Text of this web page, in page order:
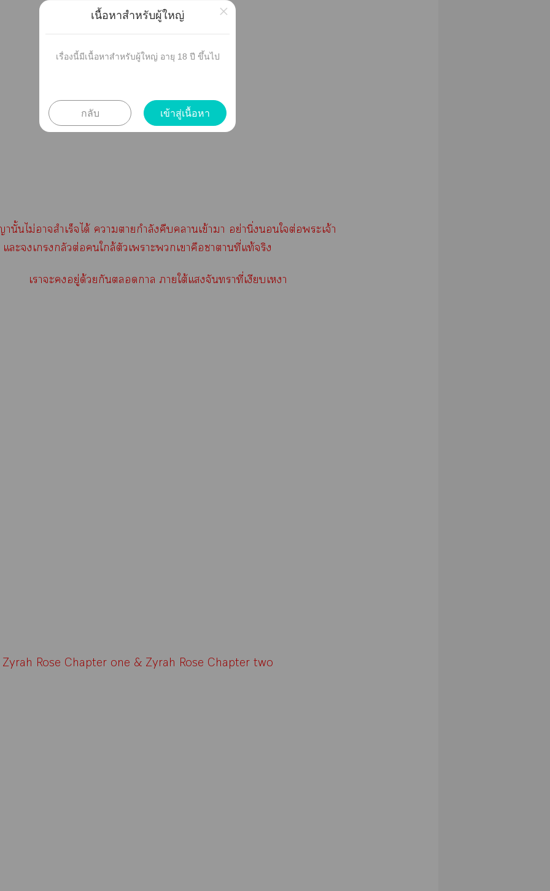
นั้นไม่าสำเร็จได้ าากำลังคืบาเข้าา อย่านิ่งใต่อะเจ้า
แะเกลัวต่อใกล้ตัวเาะเาคือาาที่แท้จริง
เาะอยู่ด้วยกันา าใต้แจันทราที่เงียบเา
Zyrah Rose Chapter one & Zyrah Rose Chapter two
เนื้อหาสำหรับผู้ใหญ่
เรื่องนี้มีเนื้อหาสำหรับผู้ใหญ่ อายุ 18 ปี ขึ้นไป
กลับ เข้าสู่เนื้อหา
×